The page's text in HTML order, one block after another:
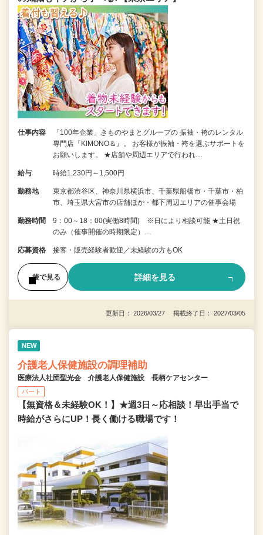
仕事内容
「100年企業」きものやまとグループの 振袖・袴のレンタル
専門店『KIMONO＆』。 お客様が振袖・袴を選ぶサポートを
お願いします。 ★店舗や周辺エリアで行われ…
給与 時給1,230円～1,500円
勤務地
東京都渋谷区、神奈川県横浜市、千葉県船橋市・千葉市・柏
市、埼玉県大宮市の店舗ほか・都下周辺エリアの催事会場
勤務時間
9：00～18：00(実働8時間) ※日により相談可能 ★土日祝
のみ（催事開催の時期限定）…
応募資格 接客・販売経験者歓迎／未経験の方もOK
後で見る 詳細を見る
更新日： 2026/03/27 掲載終了日： 2027/03/05
NEW
介護老人保健施設の調理補助
医療法人社団聖光会 介護老人保健施設 長柄ケアセンター
パート
【無資格＆未経験OK！】★週3日～応相談！早出手当で
時給がさらにUP！長く働ける職場です！